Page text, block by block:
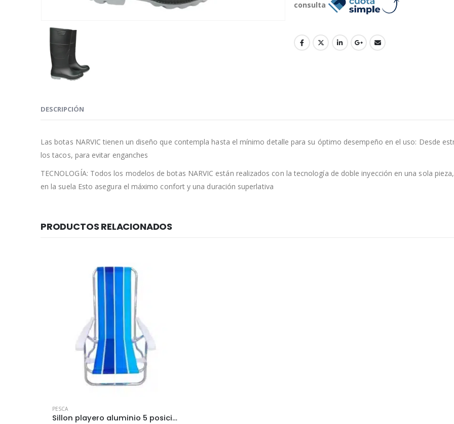
consulta
DESCRIPCIÓN
Las botas NARVIC tienen un diseño que contempla hasta el mínimo detalle para su óptimo desempeño en el uso: Desde
los tacos, para evitar enganches
TECNOLOGÍA: Todos los modelos de botas NARVIC están realizados con la tecnología de doble inyección en una sola
en la suela Esto asegura el máximo confort y una duración superlativa
PRODUCTOS RELACIONADOS
PESCA
Sillon playero aluminio 5 posiciones